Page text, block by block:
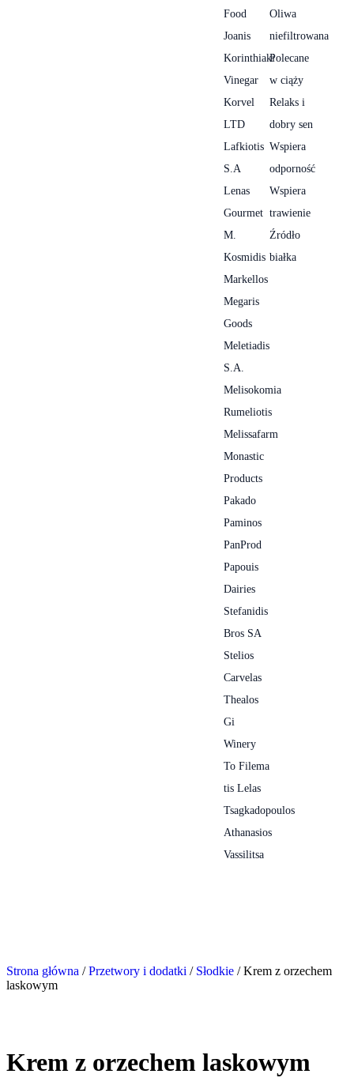
Food
Joanis
Korinthiaki
Vinegar
Korvel
LTD
Lafkiotis
S.A
Lenas
Gourmet
M.
Kosmidis
Markellos
Megaris
Goods
Meletiadis
S.A.
Melisokomia
Rumeliotis
Melissafarm
Monastic
Products
Pakado
Paminos
PanProd
Papouis
Dairies
Stefanidis
Bros SA
Stelios
Carvelas
Thealos
Gi
Winery
To Filema
tis Lelas
Tsagkadopoulos
Athanasios
Vassilitsa
Oliwa
niefiltrowana
Polecane
w ciąży
Relaks i
dobry sen
Wspiera
odporność
Wspiera
trawienie
Źródło
białka
Strona główna /Przetwory i dodatki / Słodkie / Krem z orzechem
laskowym
Krem z orzechem laskowym